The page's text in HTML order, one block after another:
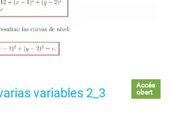
variables 2_3
Accés
obert